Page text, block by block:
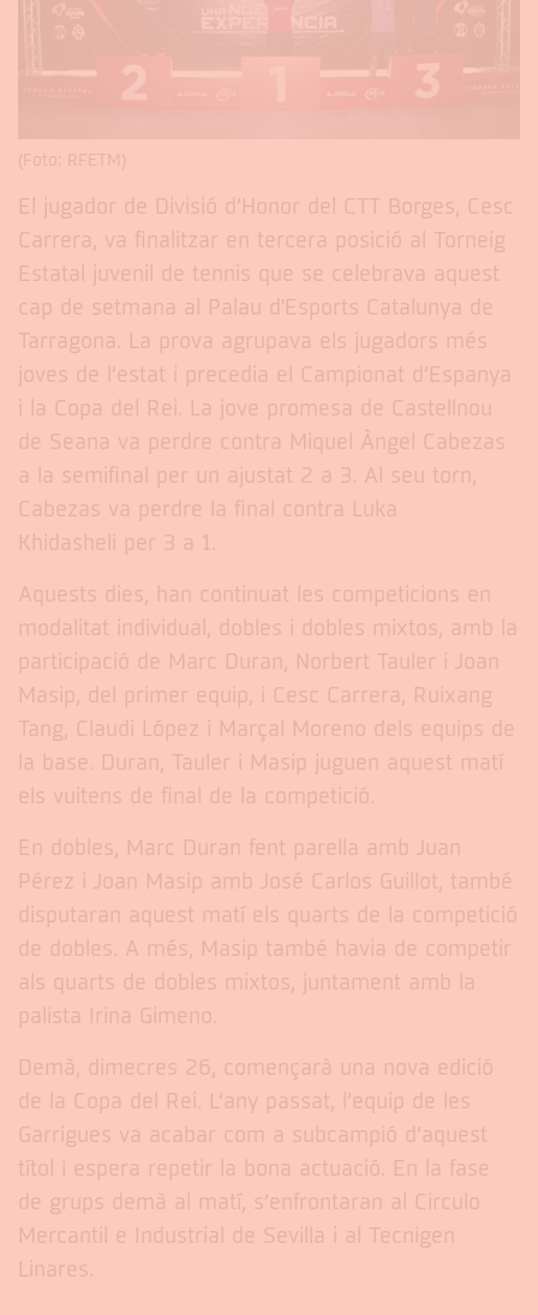
(Foto: RFETM)
El jugador de Divisió d’Honor del CTT Borges, Cesc
Carrera, va finalitzar en tercera posició al Torneig
Estatal juvenil de tennis que se celebrava aquest
cap de setmana al Palau d'Esports Catalunya de
Tarragona. La prova agrupava els jugadors més
joves de l’estat i precedia el Campionat d’Espanya
i la Copa del Rei. La jove promesa de Castellnou
de Seana va perdre contra Miquel Àngel Cabezas
a la semifinal per un ajustat 2 a 3. Al seu torn,
Cabezas va perdre la final contra Luka
Khidasheli per 3 a 1.
Aquests dies, han continuat les competicions en
modalitat individual, dobles i dobles mixtos, amb la
participació de Marc Duran, Norbert Tauler i Joan
Masip, del primer equip, i Cesc Carrera, Ruixang
Tang, Claudi López i Marçal Moreno dels equips de
la base. Duran, Tauler i Masip juguen aquest matí
els vuitens de final de la competició.
En dobles, Marc Duran fent parella amb Juan
Pérez i Joan Masip amb José Carlos Guillot, també
disputaran aquest matí els quarts de la competició
de dobles. A més, Masip també havia de competir
als quarts de dobles mixtos, juntament amb la
palista Irina Gimeno.
Demà, dimecres 26, començarà una nova edició
de la Copa del Rei. L’any passat, l’equip de les
Garrigues va acabar com a subcampió d’aquest
títol i espera repetir la bona actuació. En la fase
de grups demà al matí, s’enfrontaran al Circulo
Mercantil e Industrial de Sevilla i al Tecnigen
Linares.